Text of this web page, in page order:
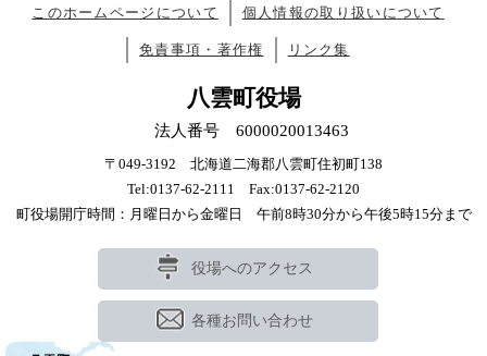
このホームページについて 個人情報の取り扱いについて
免責事項・著作権 リンク集
八雲町役場
法人番号 6000020013463
〒049-3192 北海道二海郡八雲町住初町138
Tel:0137-62-2111 Fax:0137-62-2120
町役場開庁時間：月曜日から金曜日 午前8時30分から午後5時15分まで
役場へのアクセス
各種お問い合わせ